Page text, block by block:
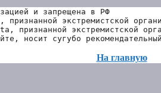
и запрещена в РФ
экстремистской
признанной экстремистской
носит сугубо
На главную